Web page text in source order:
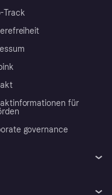
Track
für
governance